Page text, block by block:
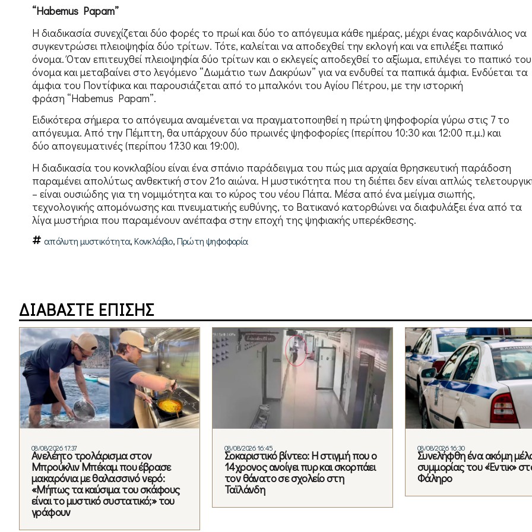
“Habemus Papam”
Η διαδικασία συνεχίζεται δύο φορές το πρωί και δύο το απόγευμα κάθε ημέρας, μέχρι ένας καρδινάλιος να
συγκεντρώσει πλειοψηφία δύο τρίτων. Τότε, καλείται να αποδεχθεί την εκλογή και να επιλέξει παπικό
όνομα. Όταν επιτευχθεί πλειοψηφία δύο τρίτων και ο εκλεγείς αποδεχθεί το αξίωμα, επιλέγει το παπικό του
όνομα και μεταβαίνει στο λεγόμενο “Δωμάτιο των Δακρύων” για να ενδυθεί τα παπικά άμφια. Eνδύεται τα
άμφια του Ποντίφικα και παρουσιάζεται από το μπαλκόνι του Αγίου Πέτρου, με την ιστορική
φράση “Habemus Papam”.
Ειδικότερα σήμερα το απόγευμα αναμένεται να πραγματοποιηθεί η πρώτη ψηφοφορία γύρω στις 7 το
απόγευμα. Από την Πέμπτη, θα υπάρχουν δύο πρωινές ψηφοφορίες (περίπου 10:30 και 12:00 π.μ.) και
δύο απογευματινές (περίπου 17:30 και 19:00).
Η διαδικασία του κονκλαβίου είναι ένα σπάνιο παράδειγμα του πώς μια αρχαία θρησκευτική παράδοση
παραμένει απολύτως ανθεκτική στον 21ο αιώνα. Η μυστικότητα που τη διέπει δεν είναι απλώς
– είναι ουσιώδης για τη νομιμότητα και το κύρος του νέου Πάπα. Μέσα από ένα μείγμα σιωπής,
τεχνολογικής απομόνωσης και πνευματικής ευθύνης, το Βατικανό κατορθώνει να διαφυλάξει ένα από τα
λίγα μυστήρια που παραμένουν ανέπαφα στην εποχή της ψηφιακής υπερέκθεσης.
απόλυτη μυστικότητα,Κονκλάβιο,Πρώτη ψηφοφορία
ΔΙΑΒΑΣΤΕ ΕΠΙΣΗΣ
08/08/2026 17:37
Ανελέητο τρολάρισμα στον
Μπρούκλιν Μπέκαμ που έβρασε
μακαρόνια με θαλασσινό νερό:
«Μήπως τα καύσιμα του σκάφους
είναι το μυστικό συστατικό;» του
γράφουν
08/08/2026 16:45
Σοκαριστικό βίντεο: Η στιγμή που ο
14χρονος ανοίγει πυρ και σκορπάει
τον θάνατο σε σχολείο στη
Ταϊλάνδη
08/08/2026 16:30
Συνελήφθη ένα ακόμη
συμμορίας του «Έντικ»
Φάληρο